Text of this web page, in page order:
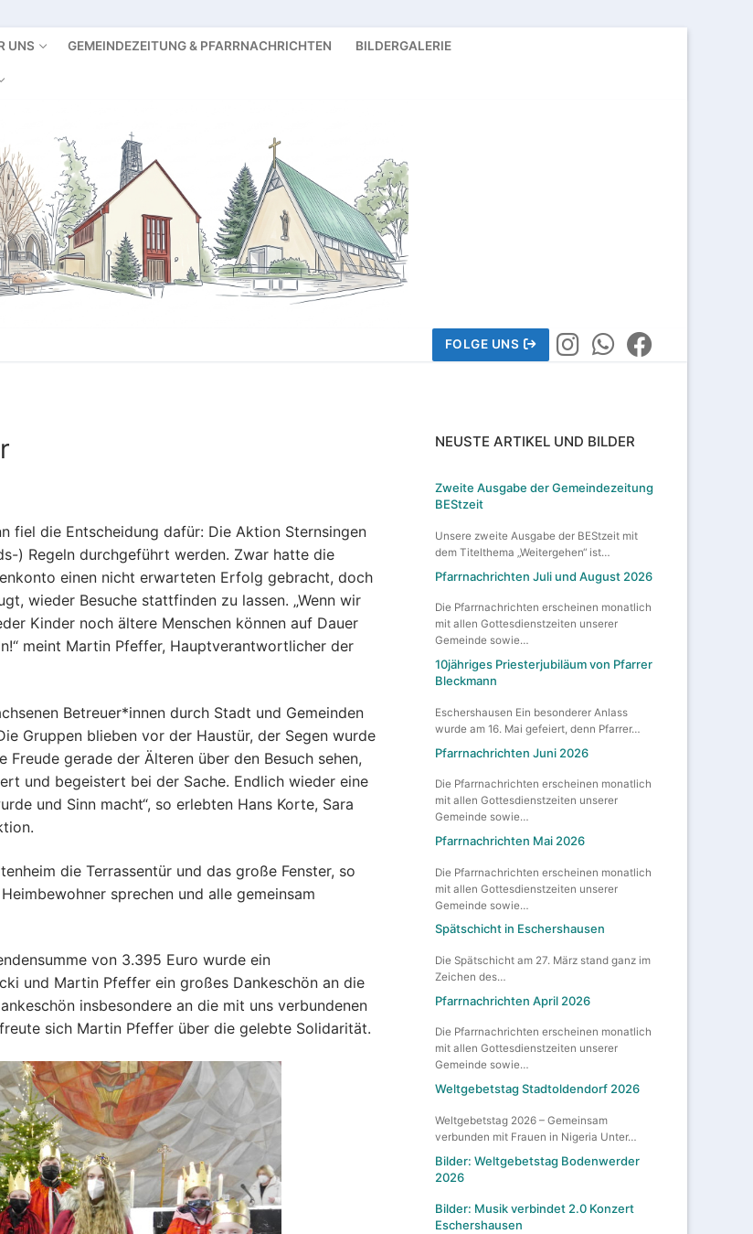
UNS GEMEINDEZEITUNG & PFARRNACHRICHTEN BILDERGALERIE
FOLGE UNS
fiel die Entscheidung dafür: Die Aktion Sternsingen
) Regeln durchgeführt werden. Zwar hatte die
einen nicht erwarteten Erfolg gebracht, doch
wieder Besuche stattfinden zu lassen. „Wenn wir
Kinder noch ältere Menschen können auf Dauer
meint Martin Pfeffer, Hauptverantwortlicher der
Betreuer*innen durch Stadt und Gemeinden
Gruppen blieben vor der Haustür, der Segen wurde
gerade der Älteren über den Besuch sehen,
und begeistert bei der Sache. Endlich wieder eine
und Sinn macht“, so erlebten Hans Korte, Sara
die Terrassentür und das große Fenster, so
sprechen und alle gemeinsam
von 3.395 Euro wurde ein
und Martin Pfeffer ein großes Dankeschön an die
insbesondere an die mit uns verbundenen
sich Martin Pfeffer über die gelebte Solidarität.
NEUSTE ARTIKEL UND BILDER
Zweite Ausgabe der Gemeindezeitung
BEStzeit
Unsere zweite Ausgabe der BEStzeit mit
dem Titelthema „Weitergehen“ ist…
Pfarrnachrichten Juli und August 2026
Die Pfarrnachrichten erscheinen monatlich
mit allen Gottesdienstzeiten unserer
Gemeinde sowie…
10jähriges Priesterjubiläum von Pfarrer
Bleckmann
Eschershausen Ein besonderer Anlass
wurde am 16. Mai gefeiert, denn Pfarrer…
Pfarrnachrichten Juni 2026
Die Pfarrnachrichten erscheinen monatlich
mit allen Gottesdienstzeiten unserer
Gemeinde sowie…
Pfarrnachrichten Mai 2026
Die Pfarrnachrichten erscheinen monatlich
mit allen Gottesdienstzeiten unserer
Gemeinde sowie…
Spätschicht in Eschershausen
Die Spätschicht am 27. März stand ganz im
Zeichen des…
Pfarrnachrichten April 2026
Die Pfarrnachrichten erscheinen monatlich
mit allen Gottesdienstzeiten unserer
Gemeinde sowie…
Weltgebetstag Stadtoldendorf 2026
Weltgebetstag 2026 – Gemeinsam
verbunden mit Frauen in Nigeria Unter…
Bilder: Weltgebetstag Bodenwerder
2026
Bilder: Musik verbindet 2.0 Konzert
Eschershausen